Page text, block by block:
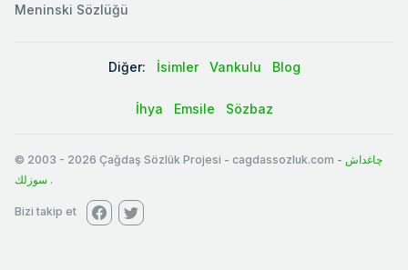
Meninski Sözlüğü
Diğer: İsimler Vankulu Blog
İhya Emsile Sözbaz
© 2003 - 2026 Çağdaş Sözlük Projesi - cagdassozluk.com - چاغداش
سوزلك .
Bizi takip et